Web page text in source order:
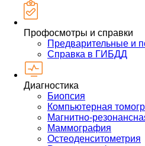
Профосмотры и справки
Предварительные и
Справка в ГИБДД
Диагностика
Биопсия
Компьютерная
Магнитно-
Маммография
Остеоденситометрия